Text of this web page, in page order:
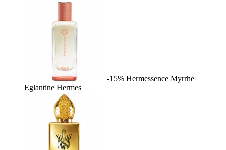
-15% Hermessence Myrrhe
Eglantine Hermes